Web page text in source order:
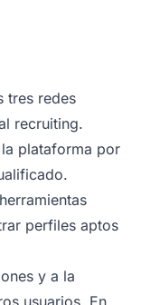
tres redes
recruiting.
plataforma por
perfiles aptos
y a la
usuarios. En